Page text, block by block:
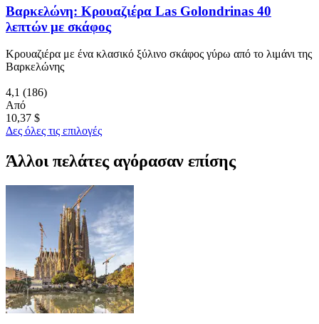
Βαρκελώνη: Κρουαζιέρα Las Golondrinas 40
λεπτών με σκάφος
Κρουαζιέρα με ένα κλασικό ξύλινο σκάφος γύρω από το λιμάνι της
Βαρκελώνης
4,1 (186)
Από
10,37 $
Δες όλες τις επιλογές
Άλλοι πελάτες αγόρασαν επίσης